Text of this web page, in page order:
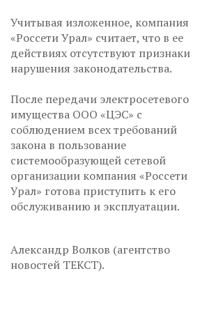
Учитывая изложенное, компания
«Россети Урал» считает, что в ее
действиях отсутствуют признаки
нарушения законодательства.
После передачи электросетевого
имущества ООО «ЦЭС» с
соблюдением всех требований
закона в пользование
системообразующей сетевой
организации компания «Россети
Урал» готова приступить к его
обслуживанию и эксплуатации.
Александр Волков (агентство
новостей ТЕКСТ).